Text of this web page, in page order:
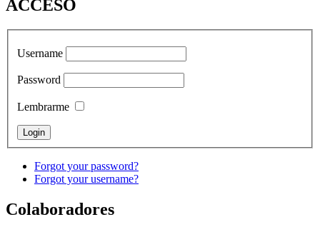
ACCESO
Username
Password
Lembrarme
Forgot your password?
Forgot your username?
Colaboradores